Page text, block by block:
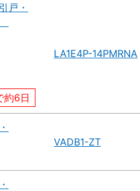
戸・
約6日
LA1E4P-14PMRNA
VADB1-ZT